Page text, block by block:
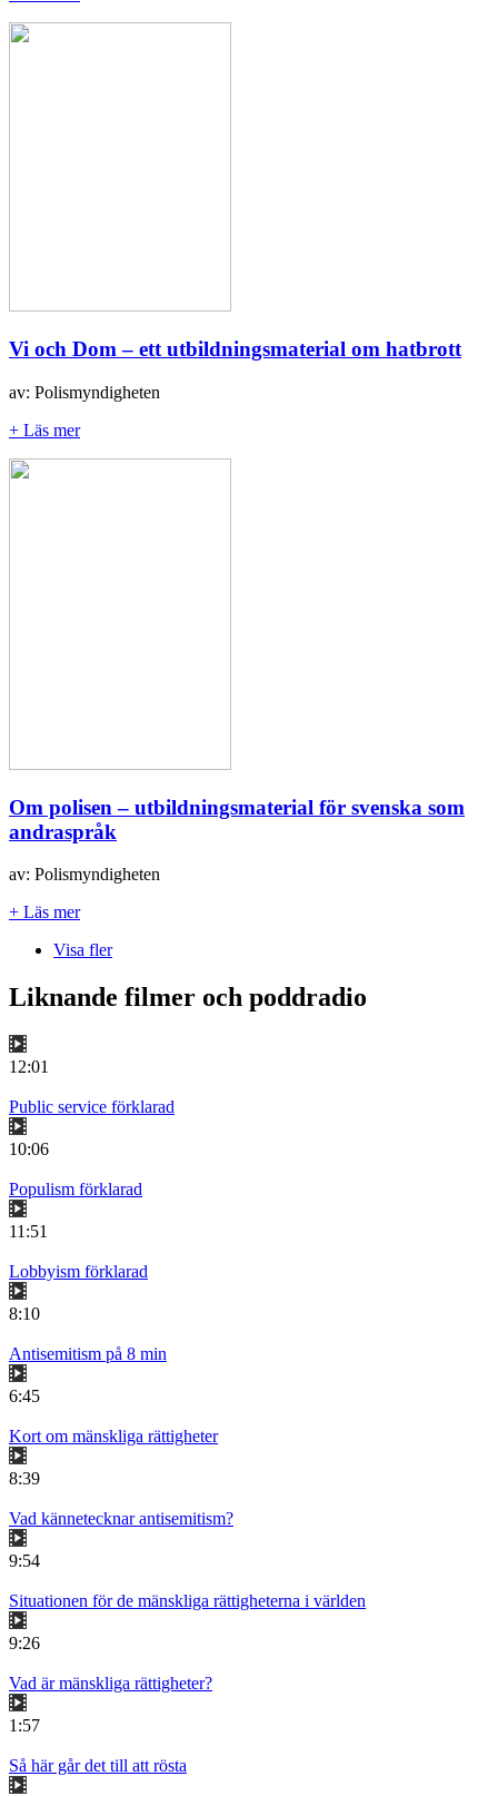
Vi och Dom – ett utbildningsmaterial om hatbrott
av: Polismyndigheten
+ Läs mer
Om polisen – utbildningsmaterial för svenska som
andraspråk
av: Polismyndigheten
+ Läs mer
Visa fler
Liknande filmer och poddradio
12:01
Public service förklarad
10:06
Populism förklarad
11:51
Lobbyism förklarad
8:10
Antisemitism på 8 min
6:45
Kort om mänskliga rättigheter
8:39
Vad kännetecknar antisemitism?
9:54
Situationen för de mänskliga rättigheterna i världen
9:26
Vad är mänskliga rättigheter?
1:57
Så här går det till att rösta